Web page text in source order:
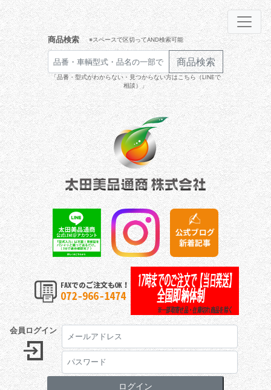
商品検索 ※スペースで区切ってAND検索可能
商品検索
「品番・型式がわからない・見つからない方はこちら（LINEで
相談）」
会員ログイン